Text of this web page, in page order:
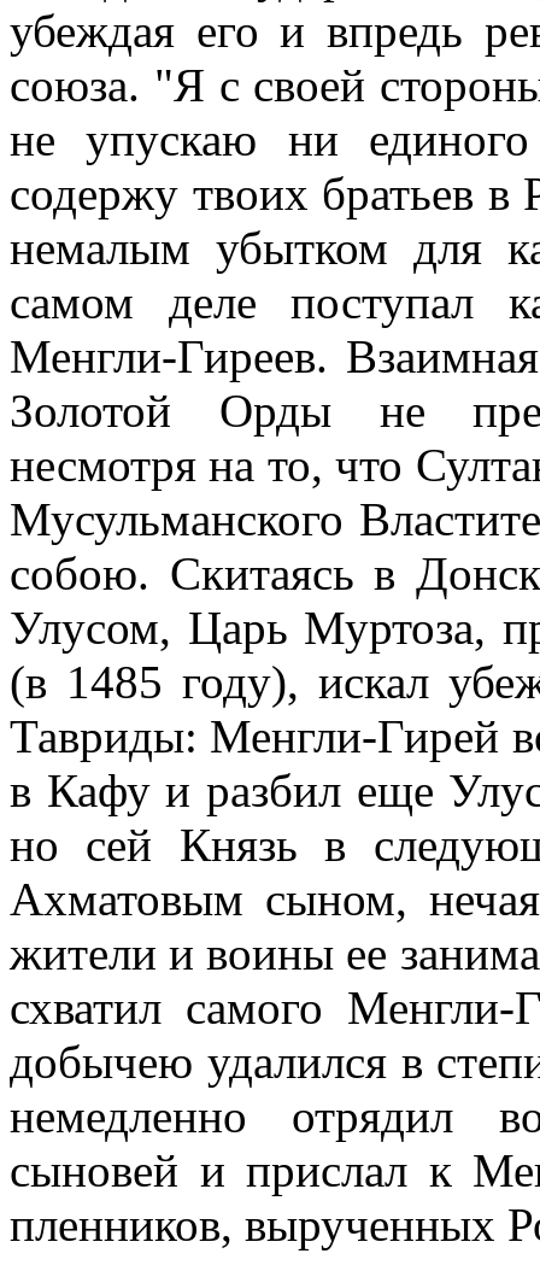
убеждая его и впредь
союза. "Я с своей
не упускаю ни единого
содержу твоих братьев
немалым убытком для
самом деле поступал
Менгли-Гиреев.
Золотой Орды не
несмотря на то, что
Мусульманского
собою. Скитаясь в
Улусом, Царь Муртоза,
(в 1485 году), искал
Тавриды: Менгли-Гирей
в Кафу и разбил еще
но сей Князь в
Ахматовым сыном,
жители и воины ее
схватил самого
добычею удалился в
немедленно отрядил
сыновей и прислал к
пленников, вырученных